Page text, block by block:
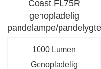
Coast FL75R
genopladelig
pandelampe/pandelygte
1000 Lumen
Genopladelig